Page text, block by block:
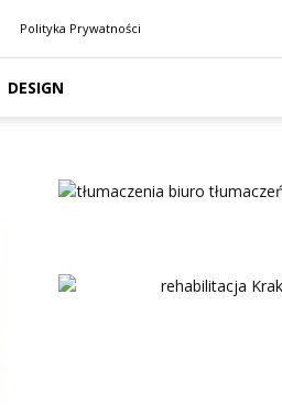
Polityka Prywatności
DESIGN